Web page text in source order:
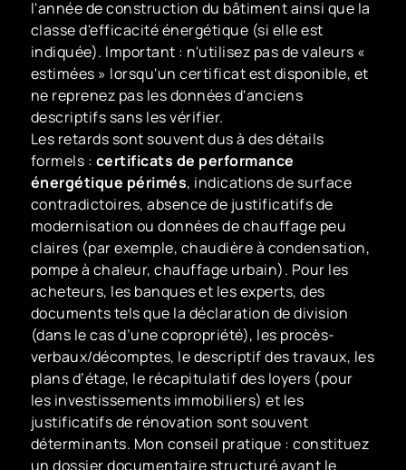
l'année de construction du bâtiment ainsi que la
classe d'efficacité énergétique (si elle est
indiquée). Important : n'utilisez pas de valeurs «
estimées » lorsqu'un certificat est disponible, et
ne reprenez pas les données d'anciens
descriptifs sans les vérifier.
Les retards sont souvent dus à des détails
formels : certificats de performance
énergétique périmés, indications de surface
contradictoires, absence de justificatifs de
modernisation ou données de chauffage peu
claires (par exemple, chaudière à condensation,
pompe à chaleur, chauffage urbain). Pour les
acheteurs, les banques et les experts, des
documents tels que la déclaration de division
(dans le cas d’une copropriété), les procès-
verbaux/décomptes, le descriptif des travaux, les
plans d’étage, le récapitulatif des loyers (pour
les investissements immobiliers) et les
justificatifs de rénovation sont souvent
déterminants. Mon conseil pratique : constituez
un dossier documentaire structuré avant le